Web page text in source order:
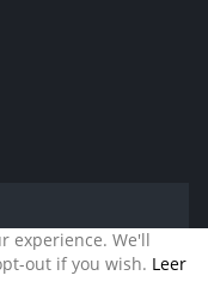
experience. We'll
out if you wish. Leer